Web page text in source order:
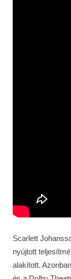
Scarlett
nyújtott
alakított.